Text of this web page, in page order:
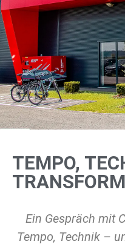
TEMPO,
Ein Gespräch mit
Tempo, Technik –